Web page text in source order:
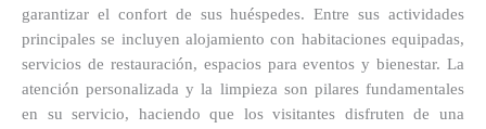
garantizar el confort de sus huéspedes. Entre sus actividades
principales se incluyen alojamiento con habitaciones equipadas,
servicios de restauración, espacios para eventos y bienestar. La
atención personalizada y la limpieza son pilares fundamentales
en su servicio, haciendo que los visitantes disfruten de una